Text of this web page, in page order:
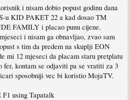
– hybrid fiber coax mrežu. Daljim razvojem
mreži, Telemach će imati mogućnost pružanja
ćemo opravdati vaše povjerenje i dalje!
koji više nisu dio aktuelne komercijalne
telemach.ba/Binary/20724/TMBA_
).
i nisam dobio popust godinu dana
u KID PAKET 22 a kad dosao TM
FAMILY i placao punu cijene.
i nisam ga obnavljao, zvao sam
s tim da predem na skuplji EON
mi 12 mjeseci da placam staru pretplatu
kontam se odjaviti pa se vratiti za 3
sposobniji vec bi koristio MojaTV.
using Tapatalk